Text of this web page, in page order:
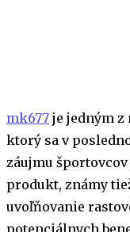
mk677 je jedným z
ktorý sa v
záujmu
produkt, známy
uvoľňovanie
potenciálnych